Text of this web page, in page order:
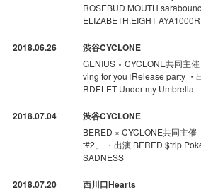
ROSEBUD MOUTH
ELIZABETH.EIGHT
2018.06.26 渋谷CYCLONE
GENIUS × CYCLONE共同主
ving for you｣Release party ・
RDELET Under my Umbrella
2018.07.04 渋谷CYCLONE
BERED × CYCLONE共同主催
t#2」 ・出演 BERED $trip
SADNESS
2018.07.20 西川口Hearts